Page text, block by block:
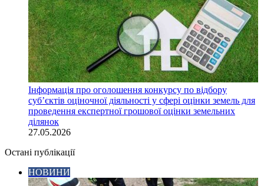
Інформація про оголошення конкурсу по відбору
суб’єктів оціночної діяльності у сфері оцінки земель для
проведення експертної грошової оцінки земельних
ділянок
27.05.2026
Остані публікації
НОВИНИ